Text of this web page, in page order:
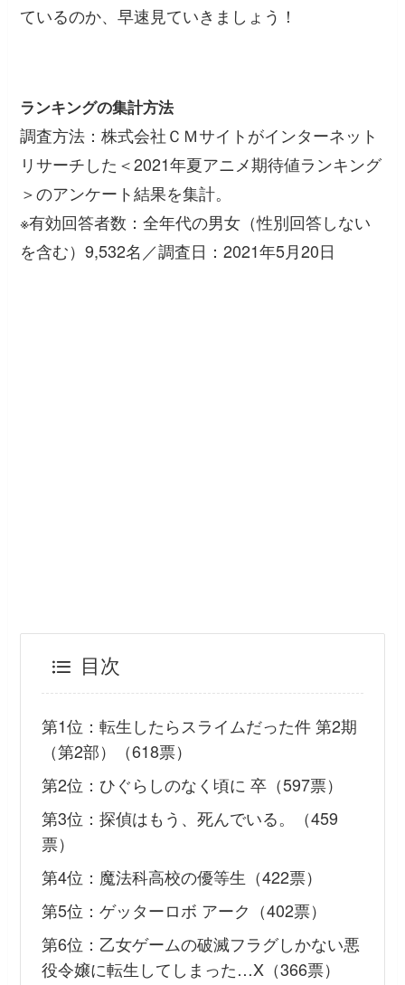
ているのか、早速見ていきましょう！
ランキングの集計方法
調査方法：株式会社ＣＭサイトがインターネット
リサーチした＜2021年夏アニメ期待値ランキング
＞のアンケート結果を集計。
※有効回答者数：全年代の男女（性別回答しない
を含む）9,532名／調査日：2021年5月20日
目次
第1位：転生したらスライムだった件 第2期
（第2部）（618票）
第2位：ひぐらしのなく頃に 卒（597票）
第3位：探偵はもう、死んでいる。（459
票）
第4位：魔法科高校の優等生（422票）
第5位：ゲッターロボ アーク（402票）
第6位：乙女ゲームの破滅フラグしかない悪
役令嬢に転生してしまった…X（366票）